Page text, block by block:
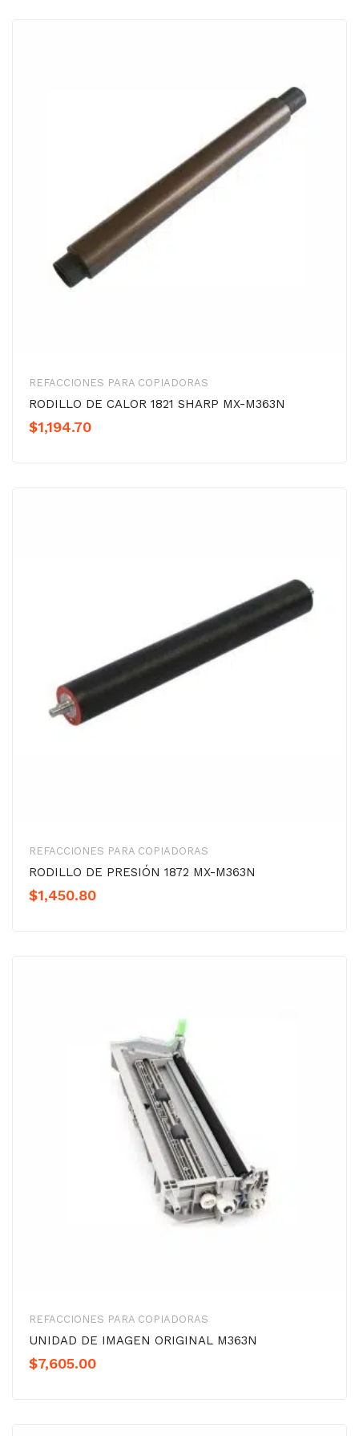
REFACCIONES PARA COPIADORAS
RODILLO DE CALOR 1821 SHARP MX-M363N
$1,194.70
REFACCIONES PARA COPIADORAS
RODILLO DE PRESIÓN 1872 MX-M363N
$1,450.80
REFACCIONES PARA COPIADORAS
UNIDAD DE IMAGEN ORIGINAL M363N
$7,605.00